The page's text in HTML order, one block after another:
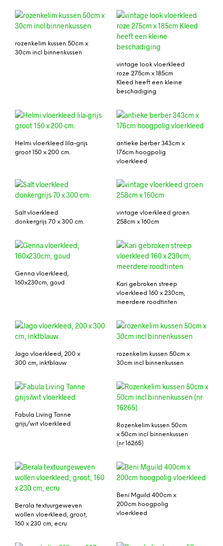
rozenkelim kussen 50cm x
30cm incl binnenkussen
vintage look vloerkleed
roze 275cm x 185cm
Kleed heeft een kleine
beschadiging
Helmi vloerkleed lila-grijs
groot 150 x 200 cm.
antieke berber 343cm x
176cm hoogpolig
vloerkleed
Salt vloerkleed
donkergrijs 70 x 300 cm.
vintage vloerkleed groen
258cm x 160cm
Genna vloerkleed,
160x230cm, goud
Kari gebroken streep
vloerkleed 160 x 230cm,
meerdere roodtinten
Jago vloerkleed, 200 x
300 cm, inktblauw
rozenkelim kussen 50cm x
30cm incl binnenkussen
Fabula Living Tanne
grijs/wit vloerkleed
Rozenkelim kussen 50cm
x 50cm incl binnenkussen
(nr 16265)
Berala textuurgeweven
wollen vloerkleed, groot,
160 x 230 cm, ecru
Beni Mguild 400cm x
200cm hoogpolig
vloerkleed